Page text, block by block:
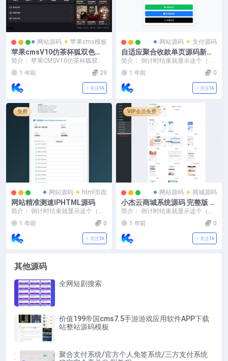
网站源码 苹果cms模板
苹果cmsV10仿茶杯狐双色自
适应主题模板源码
简介： 苹果CMSV10仿茶杯狐双色
自适应主题模板源码 拥有模板页
面：网站首页，...
1 年前 29
关注TA
网站源码 支付源码
自适应聚合收款单页源码新增
抖音支付
简介： 倒计时结束就显示这个（倒
计时结束后再访问 会直接到这个页
面） 只需要去 ...
1 年前 0
关注TA
免费
网站源码 html页面
网站精准测速IPHTML源码
简介： 倒计时结束就显示这个（倒
计时结束后再访问 会直接到这个页
面） 只需要去 ...
1 年前 0
关注TA
VIP会员免费
网站源码 商城源码
小杰云商城系统源码 完整版 全
开源
简介： 倒计时结束就显示这个（倒
计时结束后再访问 会直接到这个页
面） 只需要去 ...
1 年前 0
关注TA
其他源码
全网短剧搜索
价值199帝国cms7.5手游游戏应用软件APP下载
站整站源码模板
聚合支付系统/官方个人免签系统/三方支付系统